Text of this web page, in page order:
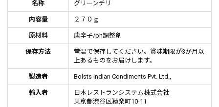
名称 グリーンチリ
内容量 ２７０ｇ
原材料 唐辛子/ph調整剤
保存方法
常温で保存してください。賞味期限が3か月以
上あるものをお届けします。
製造者 Bolsts Indian Condiments Pvt. Ltd.,
輸入者
日本レストランシステム株式会社
東京都渋谷区猿楽町10-11